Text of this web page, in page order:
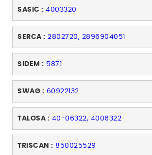
SASIC : 4003320
SERCA : 2802720, 2896904051
SIDEM : 5871
SWAG : 60922132
TALOSA : 40-06322, 4006322
TRISCAN : 850025529